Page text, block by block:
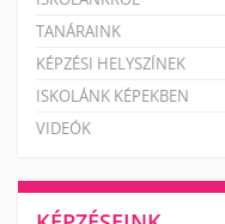
TANÁRAINK
KÉPZÉSI HELYSZÍNEK
ISKOLÁNK KÉPEKBEN
VIDEÓK